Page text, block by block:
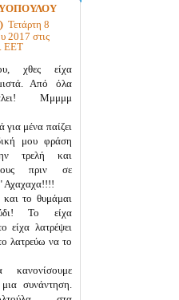
Τετάρτη 8
2017 στις
EET
χθες είχα
Από όλα
Μμμμμ
για μένα παίζει
μου φράση
τρελή και
πριν σε
Αχαχαχα!!!!
το θυμάμαι
Το είχα
είχα λατρέψει
λατρεύω να το
κανονίσουμε
μια συνάντηση.